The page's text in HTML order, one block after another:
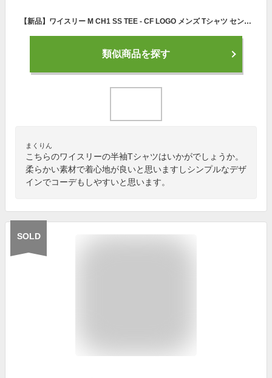
【新品】ワイスリー M CH1 SS TEE - CF LOGO メンズ Tシャツ センターフロントロゴショートスリーブティー HG6092 CORE WHITE Y-3 SALE
類似商品を探す
まくりん
こちらのワイスリーの半袖Tシャツはいかがでしょうか。
柔らかい素材で着心地が良いと思いますしシンプルなデザ
インでコーデもしやすいと思います。
SOLD